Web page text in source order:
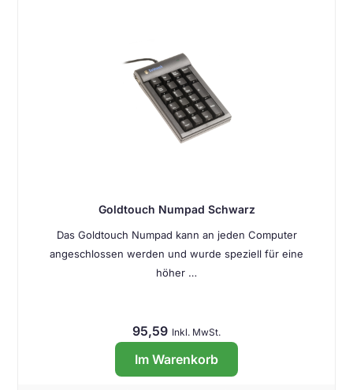
Goldtouch Numpad Schwarz
Das Goldtouch Numpad kann an jeden Computer
angeschlossen werden und wurde speziell für eine
höher …
95,59 Inkl. MwSt.
Im Warenkorb